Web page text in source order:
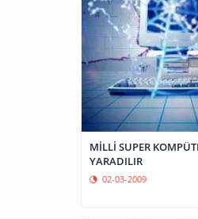
MİLLİ SUPER
YARADILIR
02-03-2009